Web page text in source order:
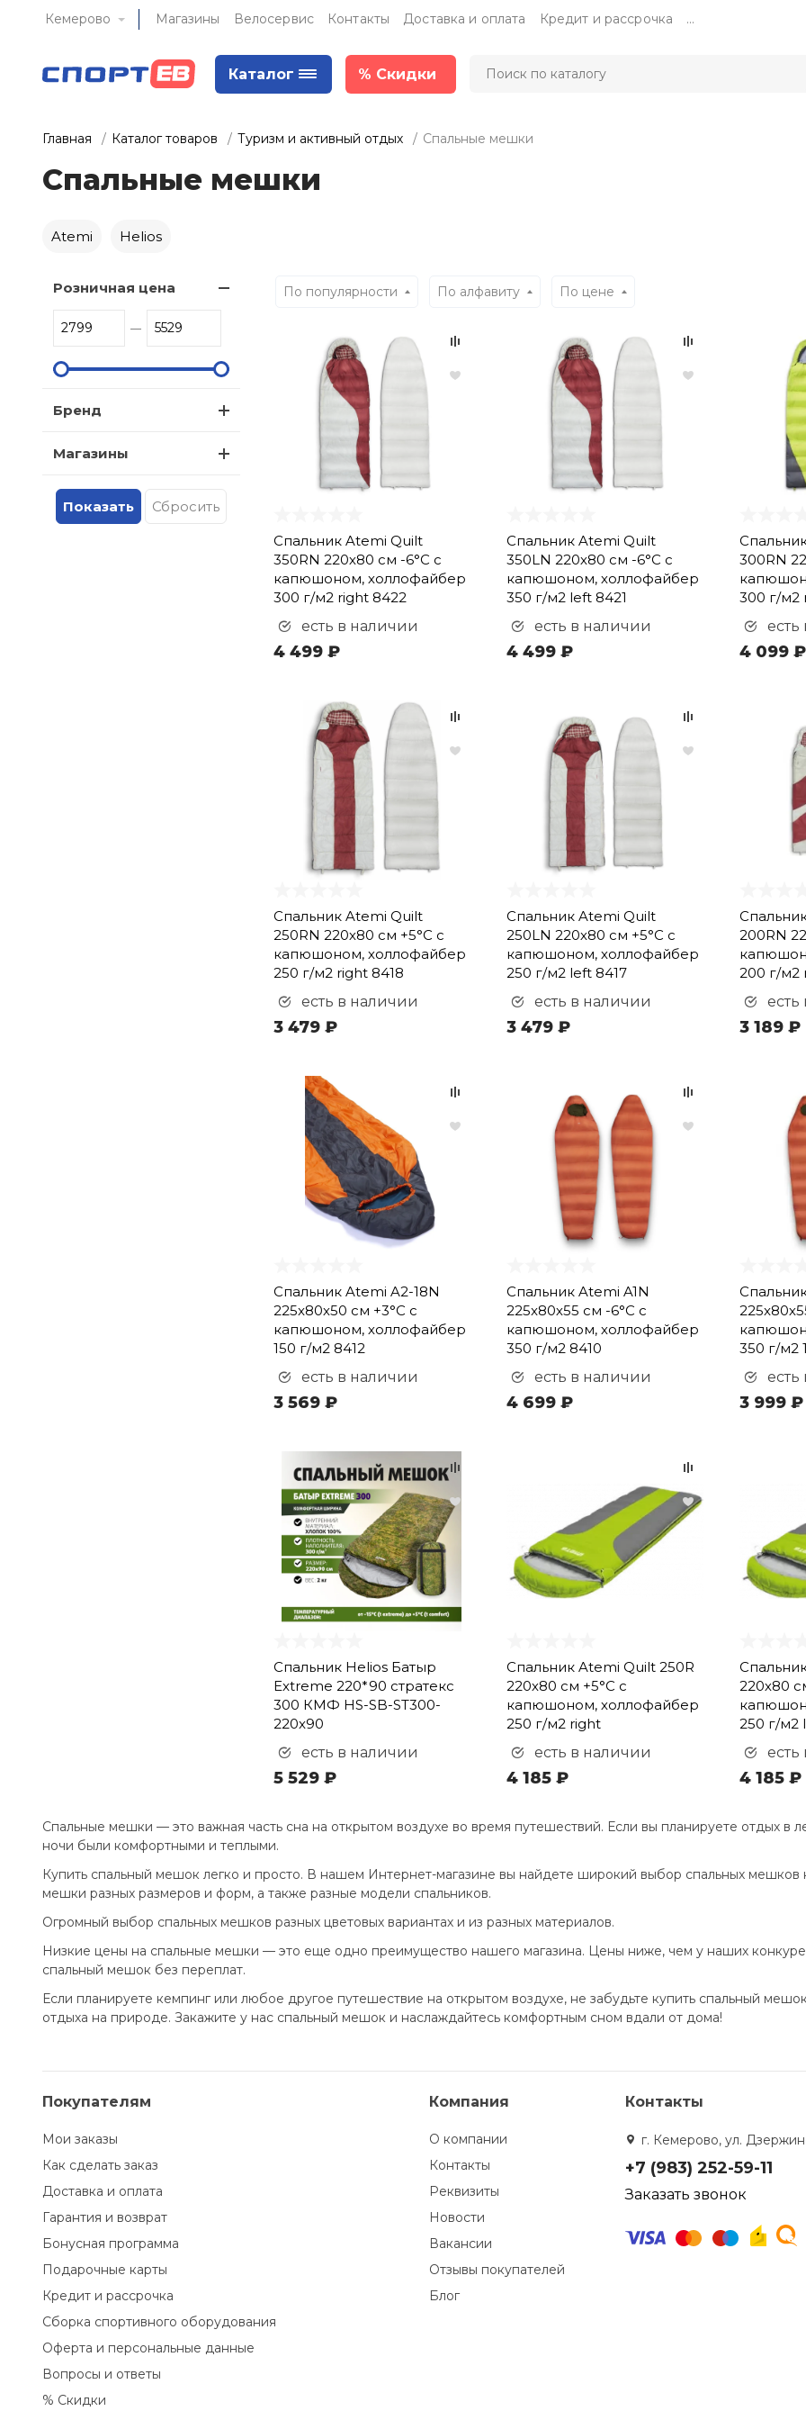
Кемерово Магазины Велосервис Контакты Доставка и оплата Кредит и рассрочка ...
Каталог % Скидки
Главная Каталог товаров Туризм и активный отдых Спальные мешки
Спальные мешки
Atemi Helios
Розничная цена
Бренд
Магазины
По популярности По алфавиту По цене
Спальник Atemi Quilt
350RN 220х80 см -6°С с
капюшоном, холлофайбер
300 г/м2 right 8422
есть в наличии
4 499 ₽
Спальник Atemi Quilt
350LN 220х80 см -6°С с
капюшоном, холлофайбер
350 г/м2 left 8421
есть в наличии
4 499 ₽
300RN
300 г/м2
4 099 ₽
Спальник Atemi Quilt
250RN 220х80 см +5°С с
капюшоном, холлофайбер
250 г/м2 right 8418
есть в наличии
3 479 ₽
Спальник Atemi Quilt
250LN 220х80 см +5°С с
капюшоном, холлофайбер
250 г/м2 left 8417
есть в наличии
3 479 ₽
200RN
200 г/м2
3 189 ₽
Спальник Atemi A2-18N
225x80х50 см +3°С с
капюшоном, холлофайбер
150 г/м2 8412
есть в наличии
3 569 ₽
Спальник Atemi A1N
225x80х55 см -6°С с
капюшоном, холлофайбер
350 г/м2 8410
есть в наличии
4 699 ₽
350 г/м2
3 999 ₽
Спальник Helios Батыр
Extreme 220*90 стратекс
300 КМФ HS-SB-ST300-
220x90
есть в наличии
5 529 ₽
Спальник Atemi Quilt 250R
220х80 см +5°С с
капюшоном, холлофайбер
250 г/м2 right
есть в наличии
4 185 ₽
220х80
250 г/м2
4 185 ₽
Спальные мешки — это важная часть сна на открытом воздухе во время путешествий. Если вы планируете отдых в
ночи были комфортными и теплыми.
Купить спальный мешок легко и просто. В нашем Интернет-магазине вы найдете широкий выбор спальных
мешки разных размеров и форм, а также разные модели спальников.
Огромный выбор спальных мешков разных цветовых вариантах и из разных материалов.
Низкие цены на спальные мешки — это еще одно преимущество нашего магазина. Цены ниже, чем у наших
спальный мешок без переплат.
Если планируете кемпинг или любое другое путешествие на открытом воздухе, не забудьте купить спальный
отдыха на природе. Закажите у нас спальный мешок и наслаждайтесь комфортным сном вдали от дома!
Покупателям
Мои заказы
Как сделать заказ
Доставка и оплата
Гарантия и возврат
Бонусная программа
Подарочные карты
Кредит и рассрочка
Сборка спортивного оборудования
Оферта и персональные данные
Вопросы и ответы
% Скидки
Компания
О компании
Контакты
Реквизиты
Новости
Вакансии
Отзывы покупателей
Блог
Контакты
г. Кемерово, ул.
+7 (983) 252-59-11
Заказать звонок